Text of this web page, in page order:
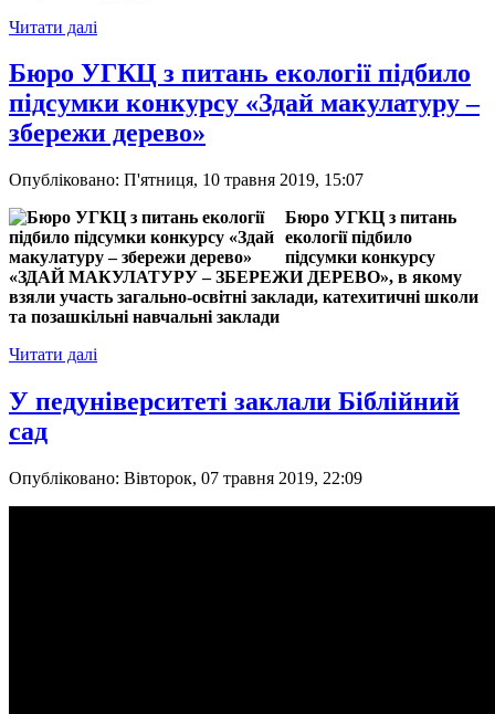
Читати далі
Бюро УГКЦ з питань екології підбило
підсумки конкурсу «Здай макулатуру –
збережи дерево»
Опубліковано: П'ятниця, 10 травня 2019, 15:07
Бюро УГКЦ з питань
екології підбило
підсумки конкурсу
«ЗДАЙ МАКУЛАТУРУ – ЗБЕРЕЖИ ДЕРЕВО», в якому
взяли участь загально-освітні заклади, катехитичні школи
та позашкільні навчальні заклади
Читати далі
У педуніверситеті заклали Біблійний
сад
Опубліковано: Вівторок, 07 травня 2019, 22:09